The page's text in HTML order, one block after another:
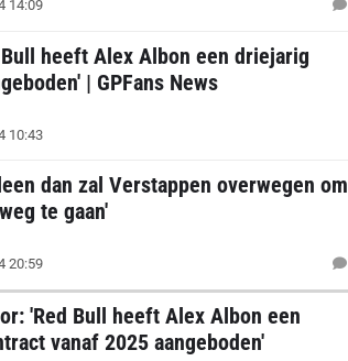
14:09
Bull heeft Alex Albon een driejarig
| GPFans News
10:43
dan zal Verstappen overwegen om
te gaan'
20:59
'Red Bull heeft Alex Albon een
vanaf 2025 aangeboden'